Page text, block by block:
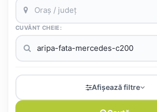
CUVÂNT CHEIE:
Afișează filtre